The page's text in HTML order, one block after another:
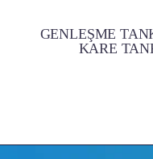
GENLEŞME
KARE